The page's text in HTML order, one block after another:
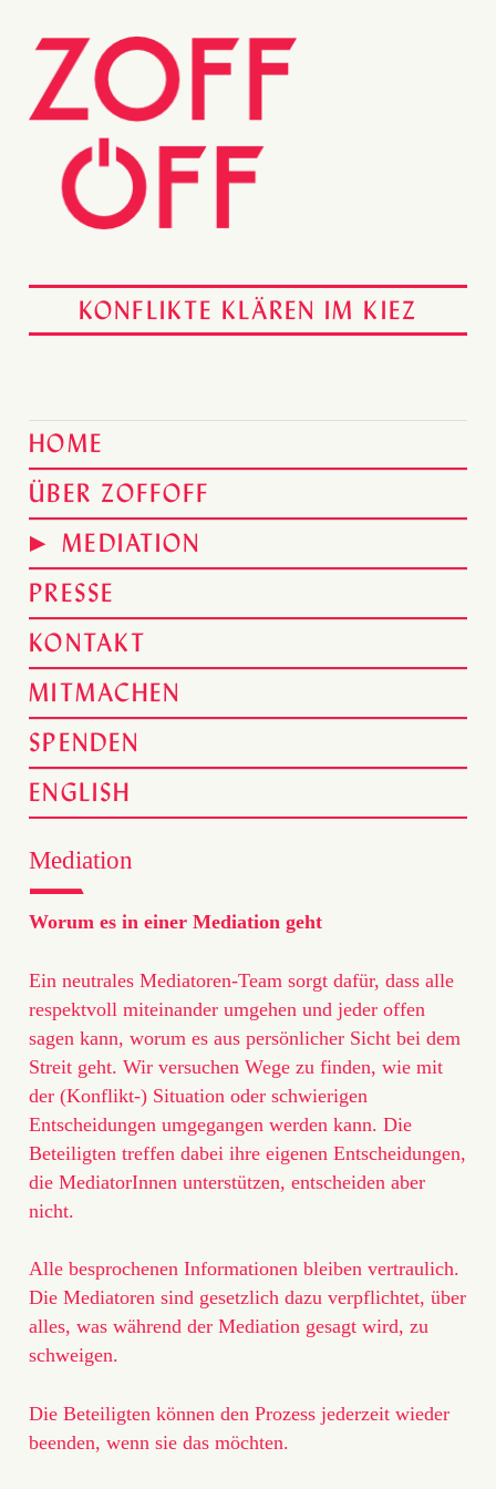
KONFLIKTE KLÄREN IM KIEZ
HOME
ÜBER ZOFFOFF
MEDIATION
PRESSE
KONTAKT
MITMACHEN
SPENDEN
ENGLISH
Mediation
Worum es in einer Mediation geht
Ein neutrales Mediatoren-Team sorgt dafür, dass alle
respektvoll miteinander umgehen und jeder offen
sagen kann, worum es aus persönlicher Sicht bei dem
Streit geht. Wir versuchen Wege zu finden, wie mit
der (Konflikt-) Situation oder schwierigen
Entscheidungen umgegangen werden kann. Die
Beteiligten treffen dabei ihre eigenen Entscheidungen,
die MediatorInnen unterstützen, entscheiden aber
nicht.
Alle besprochenen Informationen bleiben vertraulich.
Die Mediatoren sind gesetzlich dazu verpflichtet, über
alles, was während der Mediation gesagt wird, zu
schweigen.
Die Beteiligten können den Prozess jederzeit wieder
beenden, wenn sie das möchten.